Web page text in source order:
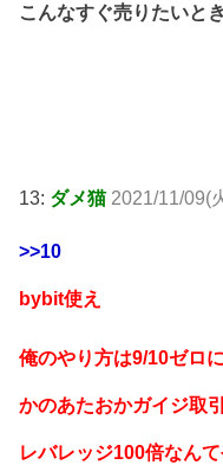
こんなすぐ売りたいと
13: ダメ猫 2021/11/09(
>>10
bybit使え
俺のやり方は9/10ゼロ
かのあたおかガイジ取
レバレッジ100倍なん